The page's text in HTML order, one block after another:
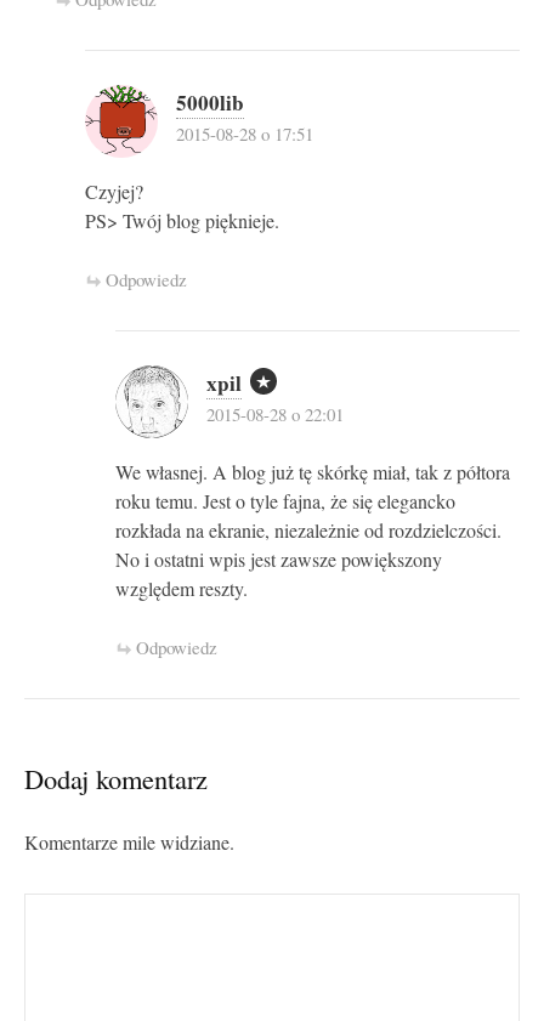
5000lib
2015-08-28 o 17:51
Czyjej?
PS> Twój blog pięknieje.
Odpowiedz
xpil
2015-08-28 o 22:01
We własnej. A blog już tę skórkę miał, tak z półtora
roku temu. Jest o tyle fajna, że się elegancko
rozkłada na ekranie, niezależnie od rozdzielczości.
No i ostatni wpis jest zawsze powiększony
względem reszty.
Odpowiedz
Dodaj komentarz
Komentarze mile widziane.